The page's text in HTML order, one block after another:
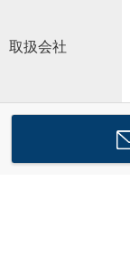
取扱会社